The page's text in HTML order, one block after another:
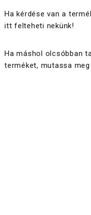
Ha kérdése van a
itt felteheti nekünk!
Ha máshol olcsóbban
terméket, mutassa meg